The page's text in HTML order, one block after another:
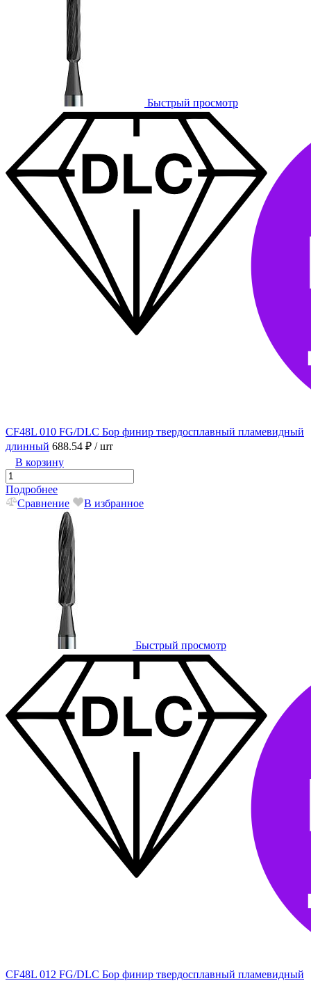
Быстрый просмотр
CF48L 010 FG/DLC Бор финир твердосплавный пламевидный
длинный 688.54 ₽ / шт
В корзину
Подробнее
Сравнение
В избранное
Быстрый просмотр
CF48L 012 FG/DLC Бор финир твердосплавный пламевидный